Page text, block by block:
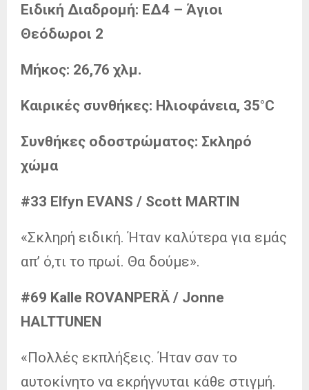
Ειδική Διαδρομή: ΕΔ4 – Άγιοι
Θεόδωροι 2
Μήκος: 26,76 χλμ.
Καιρικές συνθήκες: Ηλιοφάνεια, 35°C
Συνθήκες οδοστρώματος: Σκληρό
χώμα
#33 Elfyn EVANS / Scott MARTIN
«Σκληρή ειδική. Ήταν καλύτερα για εμάς
απ’ ό,τι το πρωί. Θα δούμε».
#69 Kalle ROVANPERÄ / Jonne
HALTTUNEN
«Πολλές εκπλήξεις. Ήταν σαν το
αυτοκίνητο να εκρήγνυται κάθε στιγμή.